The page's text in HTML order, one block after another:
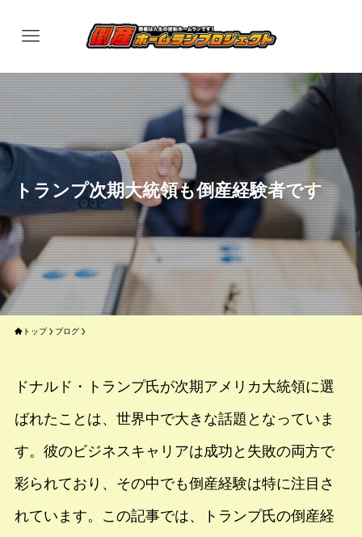
トランプ次期大統領も倒産経験者です
トップ ブログ
ドナルド・トランプ氏が次期アメリカ大統領に選
ばれたことは、世界中で大きな話題となっていま
す。彼のビジネスキャリアは成功と失敗の両方で
彩られており、その中でも倒産経験は特に注目さ
れています。この記事では、トランプ氏の倒産経